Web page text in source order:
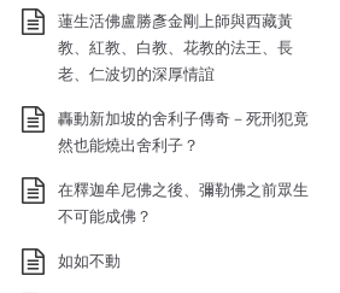
蓮生活佛盧勝彥金剛上師與西藏黃
教、紅教、白教、花教的法王、長
老、仁波切的深厚情誼
轟動新加坡的舍利子傳奇－死刑犯竟
然也能燒出舍利子？
在釋迦牟尼佛之後、彌勒佛之前眾生
不可能成佛？
如如不動